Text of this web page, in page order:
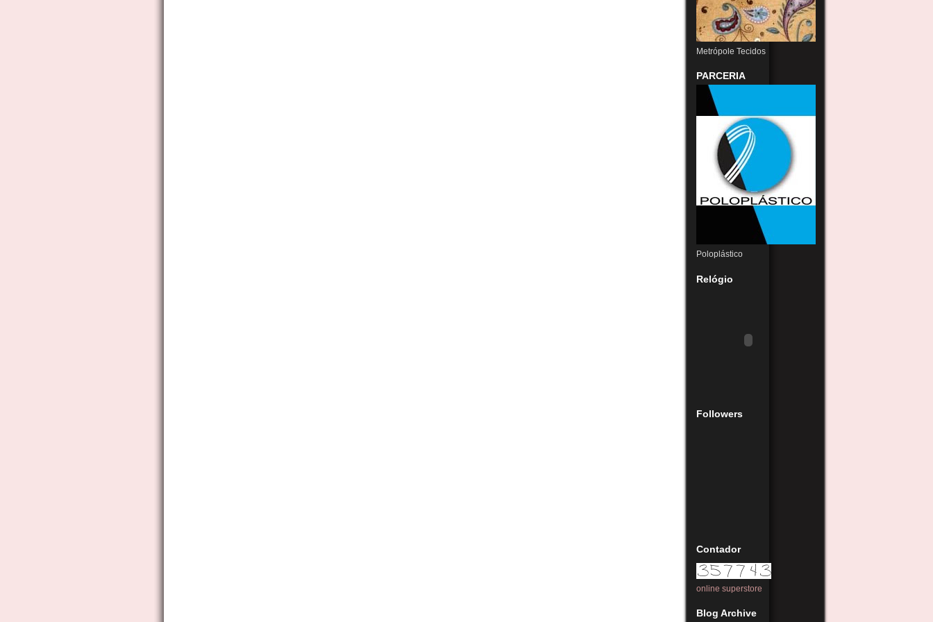
Metrópole Tecidos
PARCERIA
Poloplástico
Relógio
Followers
Contador
online superstore
Blog Archive